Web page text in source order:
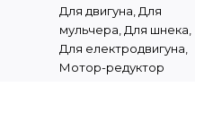
Для двигуна, Для
мульчера, Для шнека,
Для електродвигуна,
Мотор-редуктор